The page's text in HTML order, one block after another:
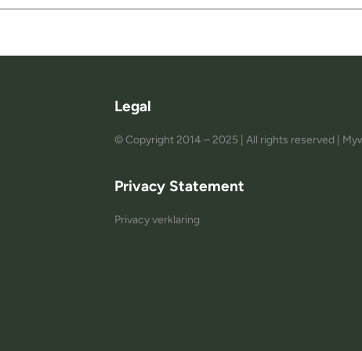
Legal
© Copyright 2014 – 2025 | All rights reserved |
Privacy Statement
Privacy verklaring